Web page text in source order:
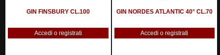
GIN FINSBURY CL.100
Accedi o registrati
GIN NORDES ATLANTIC 40° CL.70
Accedi o registrati